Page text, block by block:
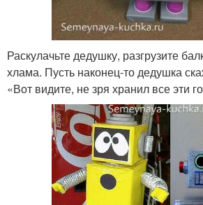
Раскулачьте дедушку, разгрузите
хлама. Пусть наконец-то дедушка
«Вот видите, не зря хранил все эти